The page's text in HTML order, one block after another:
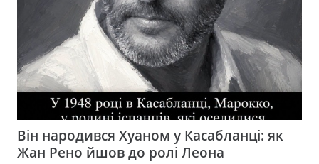
Він народився Хуаном у Касабланці: як
Жан Рено йшов до ролі Леона